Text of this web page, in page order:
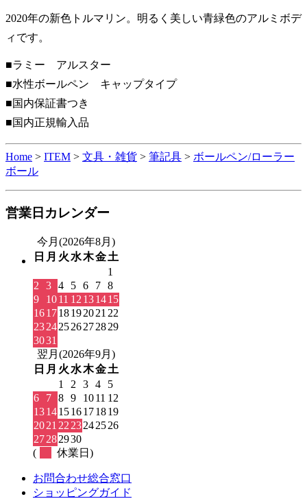
2020年の新色トルマリン。明るく美しい青緑色のアルミボデ
ィです。
■ラミー アルスター
■水性ボールペン キャップタイプ
■国内保証書つき
■国内正規輸入品
Home > ITEM > 文具・雑貨 > 筆記具 > ボールペン/ローラー
ボール
営業日カレンダー
今月(2026年8月)
日 月 火 水木金土
1
2
3 4 5 6 7 8
9
1011 12 131415
161718192021 22
23242526272829
3031
翌月(2026年9月)
日 月 火 水木金土
1
2 3 4
5
6
7 8 9 1011 12
13141516171819
2021 22 23242526
27282930
(
休業日)
お問合わせ総合窓口
ショッピングガイド